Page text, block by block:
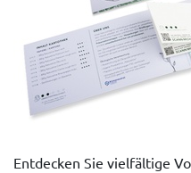
Entdecken Sie vielfältige